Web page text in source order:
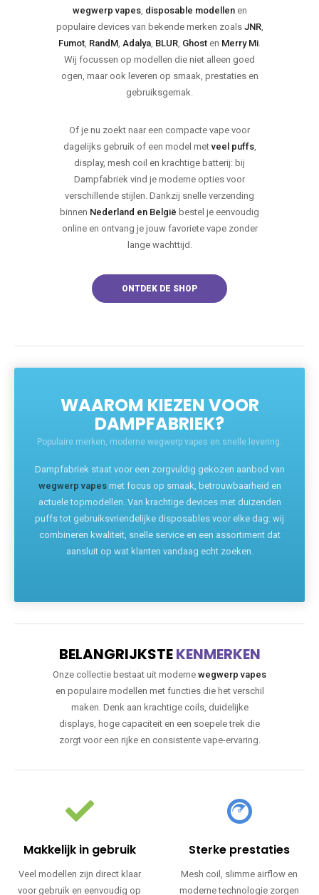
wegwerp vapes, disposable modellenen
populaire devices van bekende merken zoals JNR,
Fumot RandM Adalya BLUR Ghost en Merry Mi
Wij focussen op modellen die niet alleen goed
ogen, maar ook leveren op smaak, prestaties en
gebruiksgemak.
Of je nu zoekt naar een compacte vape voor
dagelijks gebruik of een model metveel puffs,
display, mesh coil en krachtige batterij: bij
Dampfabriek vind je moderne opties voor
verschillende stijlen. Dankzij snelle verzending
binnen Nederland en België bestel je eenvoudig
online en ontvang je jouw favoriete vape zonder
lange wachttijd.
ONTDEK DE SHOP
WAAROM KIEZEN VOOR
DAMPFABRIEK?
Populaire merken, moderne wegwerp vapes en snelle levering.
Dampfabriek staat voor een zorgvuldig gekozen aanbod van
wegwerp vapesmet focus op smaak, betrouwbaarheid en
actuele topmodellen. Van krachtige devices met duizenden
puffs tot gebruiksvriendelijke disposables voor elke dag: wij
combineren kwaliteit, snelle service en een assortiment dat
aansluit op wat klanten vandaag echt zoeken.
BELANGRIJKSTEKENMERKEN
Onze collectie bestaat uit moderne wegwerp vapes
en populaire modellen met functies die het verschil
maken. Denk aan krachtige coils, duidelijke
displays, hoge capaciteit en een soepele trek die
zorgt voor een rijke en consistente vape-ervaring.
Makkelijk in gebruik
Veel modellen zijn direct klaar
voor gebruik en eenvoudig op
Sterke prestaties
Mesh coil, slimme airflow en
moderne technologie zorgen